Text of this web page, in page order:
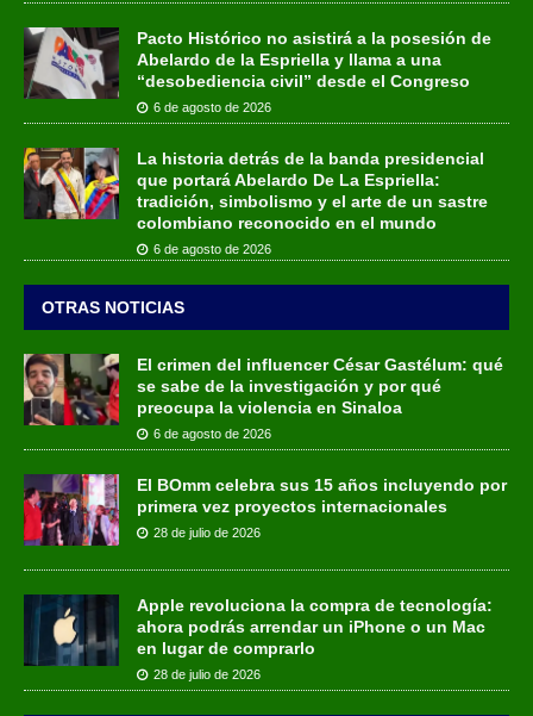
Pacto Histórico no asistirá a la posesión de
Abelardo de la Espriella y llama a una
“desobediencia civil” desde el Congreso
6 de agosto de 2026
La historia detrás de la banda presidencial
que portará Abelardo De La Espriella:
tradición, simbolismo y el arte de un sastre
colombiano reconocido en el mundo
6 de agosto de 2026
OTRAS NOTICIAS
El crimen del influencer César Gastélum: qué
se sabe de la investigación y por qué
preocupa la violencia en Sinaloa
6 de agosto de 2026
El BOmm celebra sus 15 años incluyendo por
primera vez proyectos internacionales
28 de julio de 2026
Apple revoluciona la compra de tecnología:
ahora podrás arrendar un iPhone o un Mac
en lugar de comprarlo
28 de julio de 2026